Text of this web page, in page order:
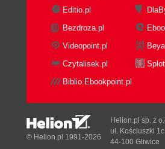
Editio.pl
Bezdroza.pl
Videopoint.pl
Czytalisek.pl
Biblio.Ebookpoint.pl
© Helion.pl 1991-2026
Helion.pl sp. z
ul. Kościuszki 1c
44-100 Gliwice